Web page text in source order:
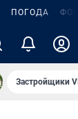
ПОГОДА
Застройщики